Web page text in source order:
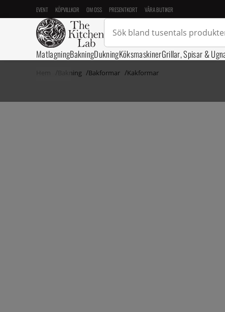
EVENT KÖPVILLKOR OM OSS PRESENTKORT VÅRA BUTIKER
MatlagningBakningDukningKöksmaskinerGrillar, Spisar &
Bakning Bakformar Kakformar